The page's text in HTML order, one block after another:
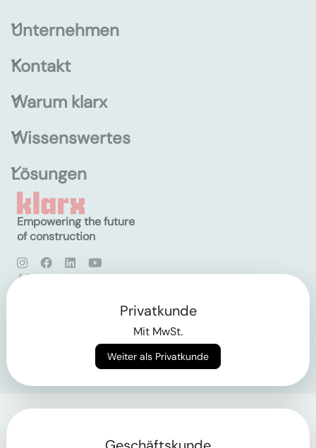
Unternehmen
Kontakt
Warum klarx
Wissenswertes
Lösungen
Empowering the future
of construction
AGB
Privatkunde
Mit MwSt.
Weiter als Privatkunde